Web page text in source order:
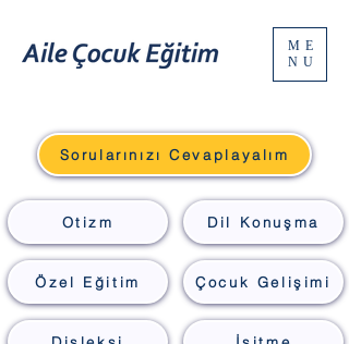
ME
NU
Sorularınızı Cevaplayalım
Dil Konuşma
Özel Eğitim Çocuk Gelişimi
Otizm